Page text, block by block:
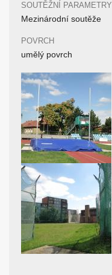
SOUTĚŽNÍ PARAMETRY
Mezinárodní soutěže
POVRCH
umělý povrch